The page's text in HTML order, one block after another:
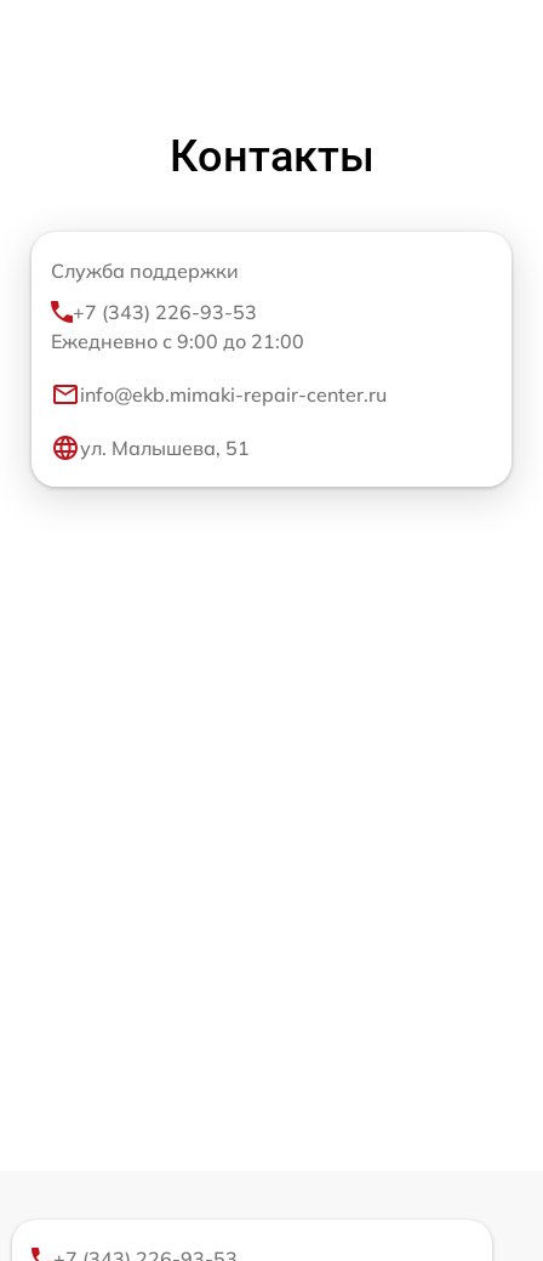
Контакты
Служба поддержки
+7 (343) 226-93-53
Ежедневно с 9:00 до 21:00
info@ekb.mimaki-repair-center.ru
ул. Малышева, 51